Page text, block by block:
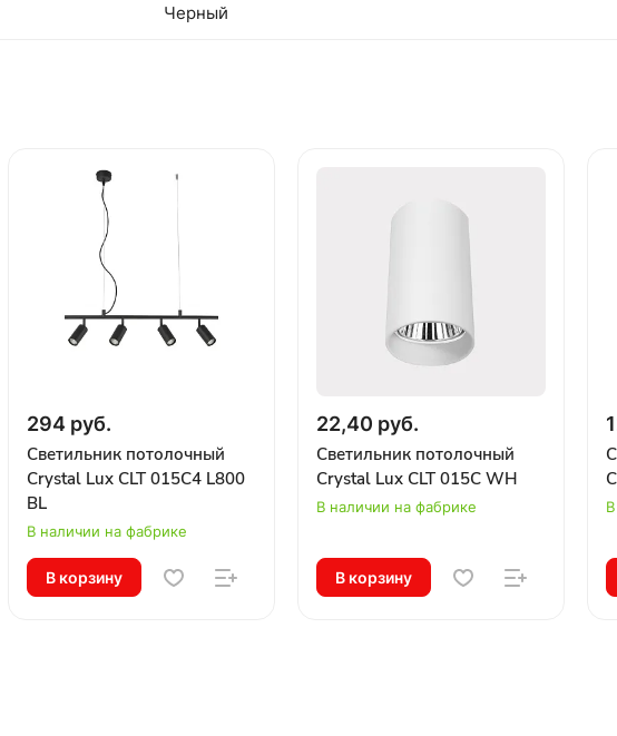
Черный
294 руб.
Светильник потолочный
Crystal Lux CLT 015C4 L800
BL
В наличии на фабрике
В корзину
22,40 руб.
Светильник потолочный
Crystal Lux CLT 015C WH
В наличии на фабрике
В корзину